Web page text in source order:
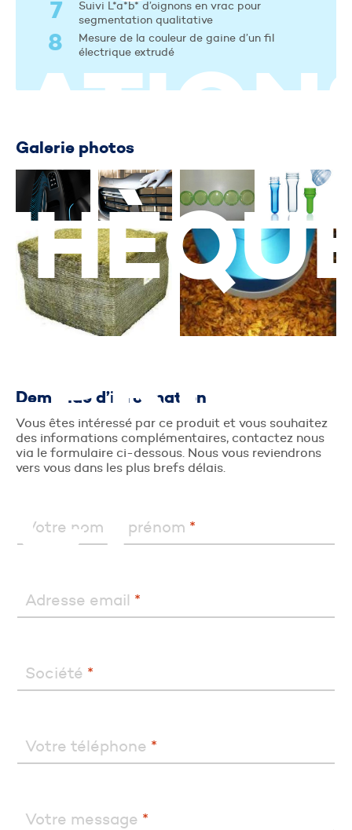
Suivi L*a*b* d’oignons en vrac pour
segmentation qualitative
Mesure de la couleur de gaine d’un fil
électrique extrudé
Galerie photos
Demande d’information
Vous êtes intéressé par ce produit et vous souhaitez
des informations complémentaires, contactez nous
via le formulaire ci-dessous. Nous vous reviendrons
vers vous dans les plus brefs délais.
Votre nom et prénom *
Adresse email *
Société *
Votre téléphone *
Votre message *